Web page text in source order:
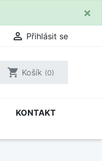
×
 Přihlásit se
shopping_cart Košík (0)
KONTAKT